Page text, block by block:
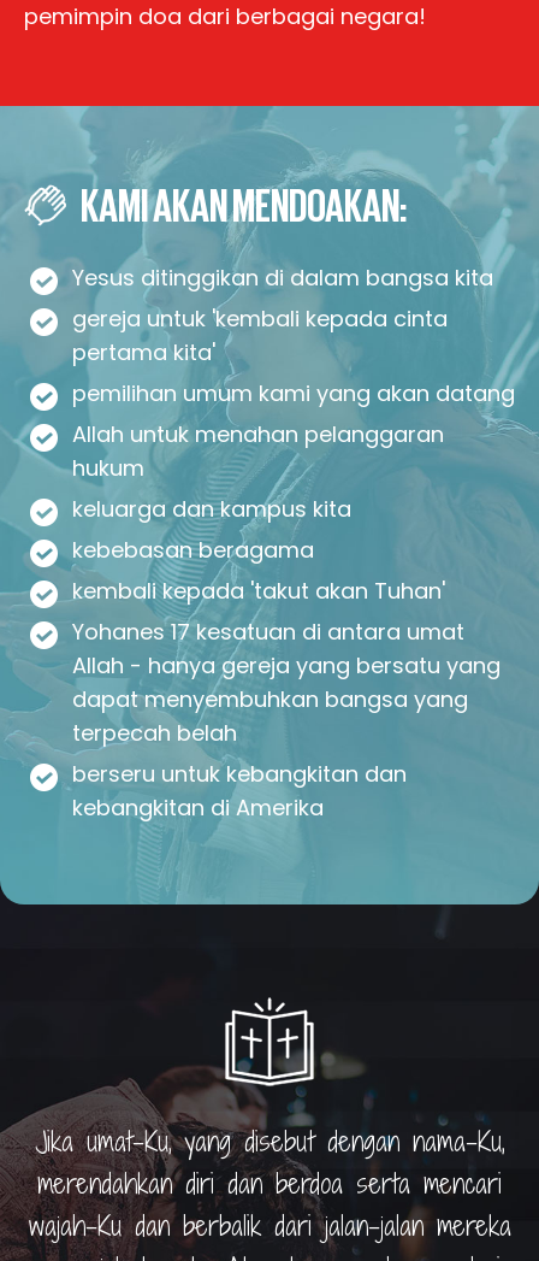
pemimpin doa dari berbagai negara!
KAMI AKAN MENDOAKAN:
Yesus ditinggikan di dalam bangsa kita
gereja untuk 'kembali kepada cinta
pertama kita'
pemilihan umum kami yang akan datang
Allah untuk menahan pelanggaran
hukum
keluarga dan kampus kita
kebebasan beragama
kembali kepada 'takut akan Tuhan'
Yohanes 17 kesatuan di antara umat
Allah - hanya gereja yang bersatu yang
dapat menyembuhkan bangsa yang
terpecah belah
berseru untuk kebangkitan dan
kebangkitan di Amerika
Jika umat-Ku, yang disebut dengan nama-Ku,
merendahkan diri dan berdoa serta mencari
wajah-Ku dan berbalik dari jalan-jalan mereka